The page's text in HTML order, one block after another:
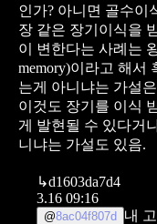
인가? 아니면 골수이
장 같은 장기이식을
이 변한다는 사례는
memory)이라고 해서
는게 아니냐는 가설
이것도 장기를 이식
게 발현될 수 있다거
니냐는 가설도 있음.
↳d1603da7d4
3.16 09:16
@8ac04f807d
내